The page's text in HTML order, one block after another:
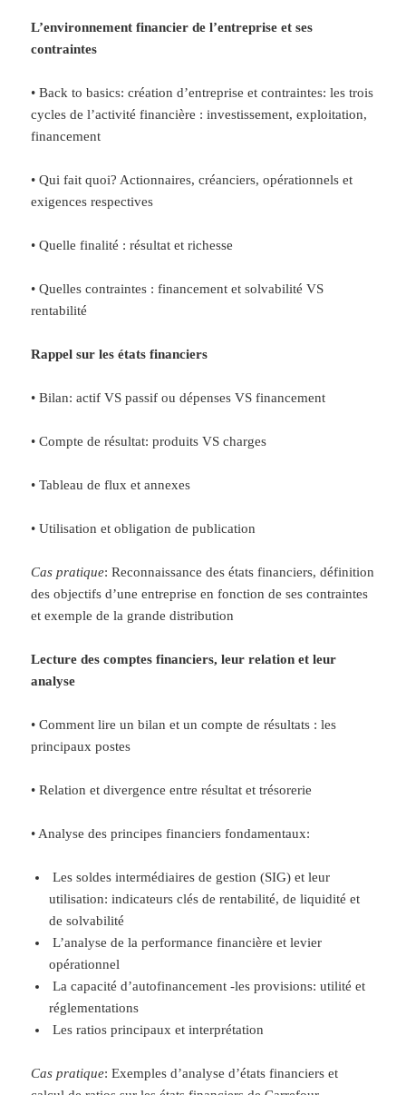
L’environnement financier de l’entreprise et ses
contraintes
• Back to basics: création d’entreprise et contraintes: les trois
cycles de l’activité financière : investissement, exploitation,
financement
• Qui fait quoi? Actionnaires, créanciers, opérationnels et
exigences respectives
• Quelle finalité : résultat et richesse
• Quelles contraintes : financement et solvabilité VS
rentabilité
Rappel sur les états financiers
• Bilan: actif VS passif ou dépenses VS financement
• Compte de résultat: produits VS charges
• Tableau de flux et annexes
• Utilisation et obligation de publication
Cas pratique: Reconnaissance des états financiers, définition
des objectifs d’une entreprise en fonction de ses contraintes
et exemple de la grande distribution
Lecture des comptes financiers, leur relation et leur
analyse
• Comment lire un bilan et un compte de résultats : les
principaux postes
• Relation et divergence entre résultat et trésorerie
• Analyse des principes financiers fondamentaux:
Les soldes intermédiaires de gestion (SIG) et leur
utilisation: indicateurs clés de rentabilité, de liquidité et
de solvabilité
L’analyse de la performance financière et levier
opérationnel
La capacité d’autofinancement -les provisions: utilité et
réglementations
Les ratios principaux et interprétation
Cas pratique: Exemples d’analyse d’états financiers et